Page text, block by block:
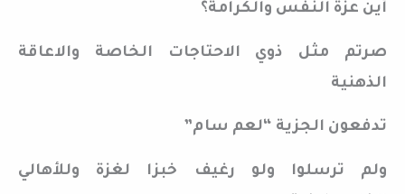
أين عزة النفس والكرامة؟
صرتم مثل ذوي الاحتاجات الخاصة والاعاقة
الذهنية
تدفعون الجزية “لعم سام”
ولم ترسلوا ولو رغيف خبزا لغزة وللأهالي